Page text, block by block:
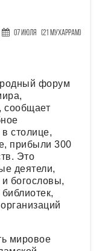
07 Июля (21 Мухаррам)
форум
сообщает
столице,
прибыли 300
Это
деятели,
богословы,
мировое